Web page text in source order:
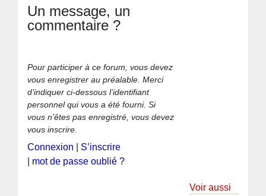
Un message, un
commentaire ?
Pour participer à ce forum, vous devez
vous enregistrer au préalable. Merci
d’indiquer ci-dessous l’identifiant
personnel qui vous a été fourni. Si
vous n’êtes pas enregistré, vous devez
vous inscrire.
Connexion
S’inscrire
mot de passe oublié ?
Voir aussi